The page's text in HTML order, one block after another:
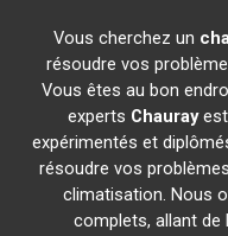
Vous cherchez un
résoudre vos
Vous êtes au bon
experts Chaurayest
expérimentés et
résoudre vos
climatisation. Nous
complets, allant de